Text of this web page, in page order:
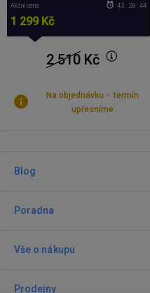
Akční cena
1 299 Kč
43 : 28 : 44
2 510 Kč
Na objednávku – termín
upřesníme
Blog
Poradna
Vše o nákupu
Prodejny